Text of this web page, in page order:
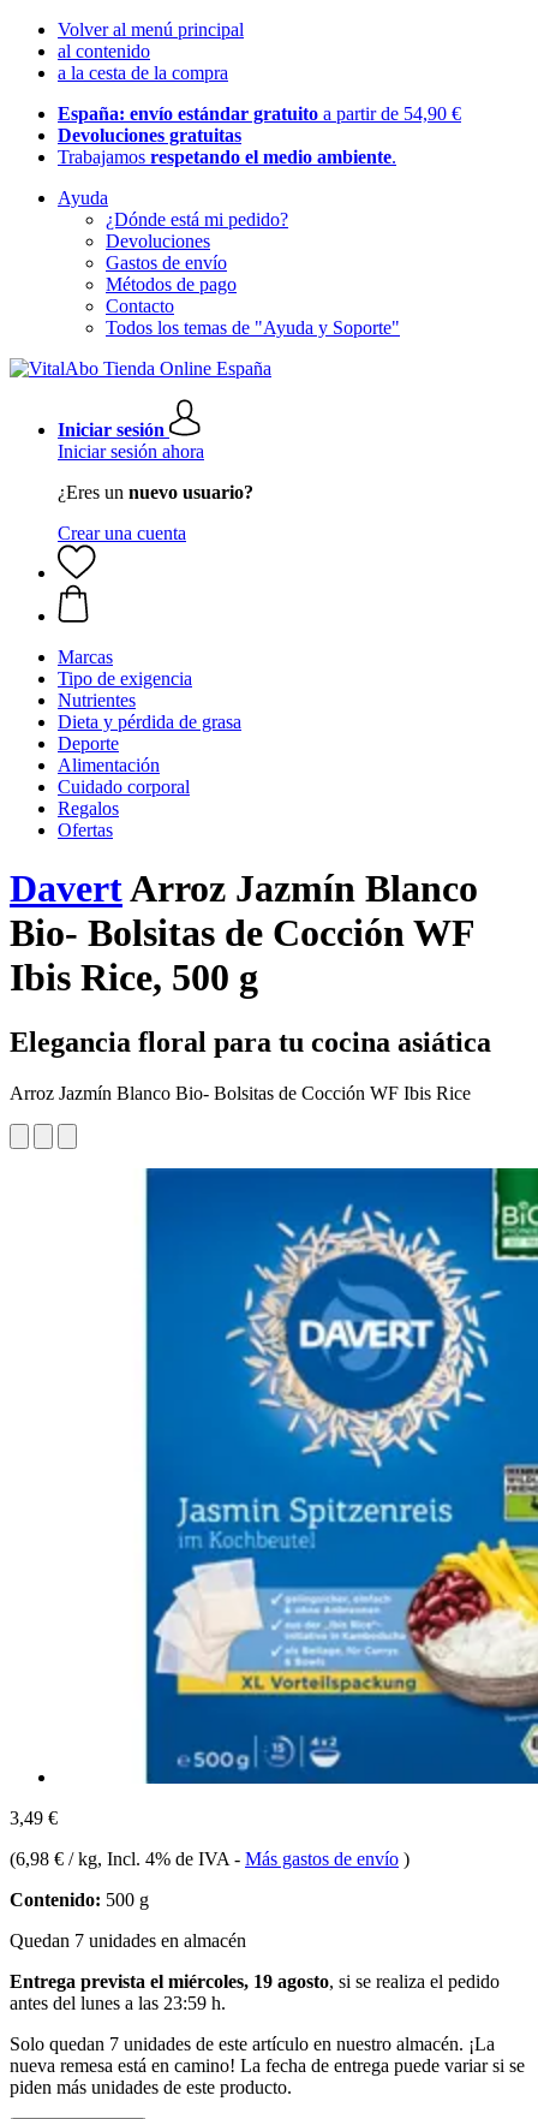
Volver al menú principal
al contenido
a la cesta de la compra
España: envío estándar gratuito a partir de 54,90 €
Devoluciones gratuitas
Trabajamos respetando el medio ambiente.
Ayuda
¿Dónde está mi pedido?
Devoluciones
Gastos de envío
Métodos de pago
Contacto
Todos los temas de "Ayuda y Soporte"
Iniciar sesión
Iniciar sesión ahora
¿Eres un nuevo usuario?
Crear una cuenta
Marcas
Tipo de exigencia
Nutrientes
Dieta y pérdida de grasa
Deporte
Alimentación
Cuidado corporal
Regalos
Ofertas
DavertArroz Jazmín Blanco
Bio- Bolsitas de Cocción WF
Ibis Rice, 500 g
Elegancia floral para tu cocina asiática
Arroz Jazmín Blanco Bio- Bolsitas de Cocción WF Ibis Rice
3,49 €
(6,98 € / kg, Incl. 4% de IVA - Más gastos de envío )
Contenido: 500 g
Quedan 7 unidades en almacén
Entrega prevista el miércoles, 19 agosto, si se realiza el pedido
antes del lunes a las 23:59 h.
Solo quedan 7 unidades de este artículo en nuestro almacén. ¡La
nueva remesa está en camino! La fecha de entrega puede variar si se
piden más unidades de este producto.